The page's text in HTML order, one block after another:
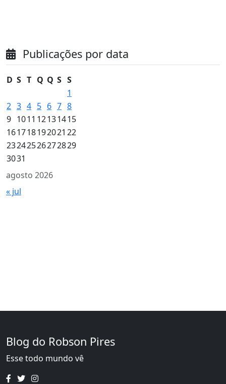
Publicações por data
agosto 2026
D S T Q Q S S
1
2 3 4 5 6 7 8
9 1011 12131415
161718192021 22
23242526272829
3031
« jul
Blog do Robson Pires
Esse todo mundo vê